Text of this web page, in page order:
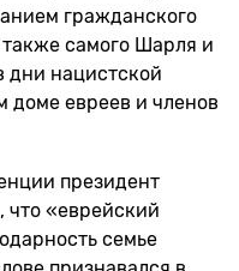
гражданского
самого Шарля и
дни нацистской
доме евреев и членов
президент
«еврейский
семье